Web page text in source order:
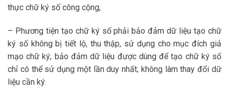
thực chữ ký số công cộng;
– Phương tiện tạo chữ ký số phải bảo đảm dữ liệu tạo chữ
ký số không bị tiết lộ, thu thập, sử dụng cho mục đích giả
mạo chữ ký; bảo đảm dữ liệu được dùng để tạo chữ ký số
chỉ có thể sử dụng một lần duy nhất; không làm thay đổi dữ
liệu cần ký.